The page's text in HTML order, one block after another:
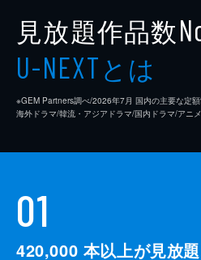
見放題作品数
U-NEXTとは
※GEM Partners調べ/2026年7⽉ 国内の主要な定
海外ドラマ/韓流・アジアドラマ/国内ドラマ/アニ
01
420,000 本以上が見放題